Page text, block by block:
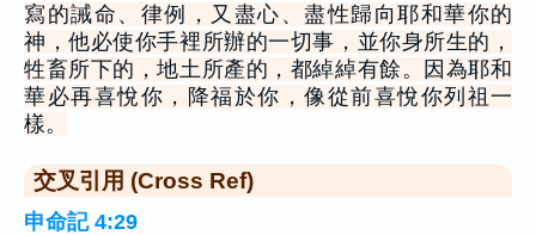
寫的誡命、律例，又盡心、盡性歸向耶和華你的
神，他必使你手裡所辦的一切事，並你身所生的，
牲畜所下的，地土所產的，都綽綽有餘。因為耶和
華必再喜悅你，降福於你，像從前喜悅你列祖一
樣。
交叉引用 (Cross Ref)
申命記 4:29